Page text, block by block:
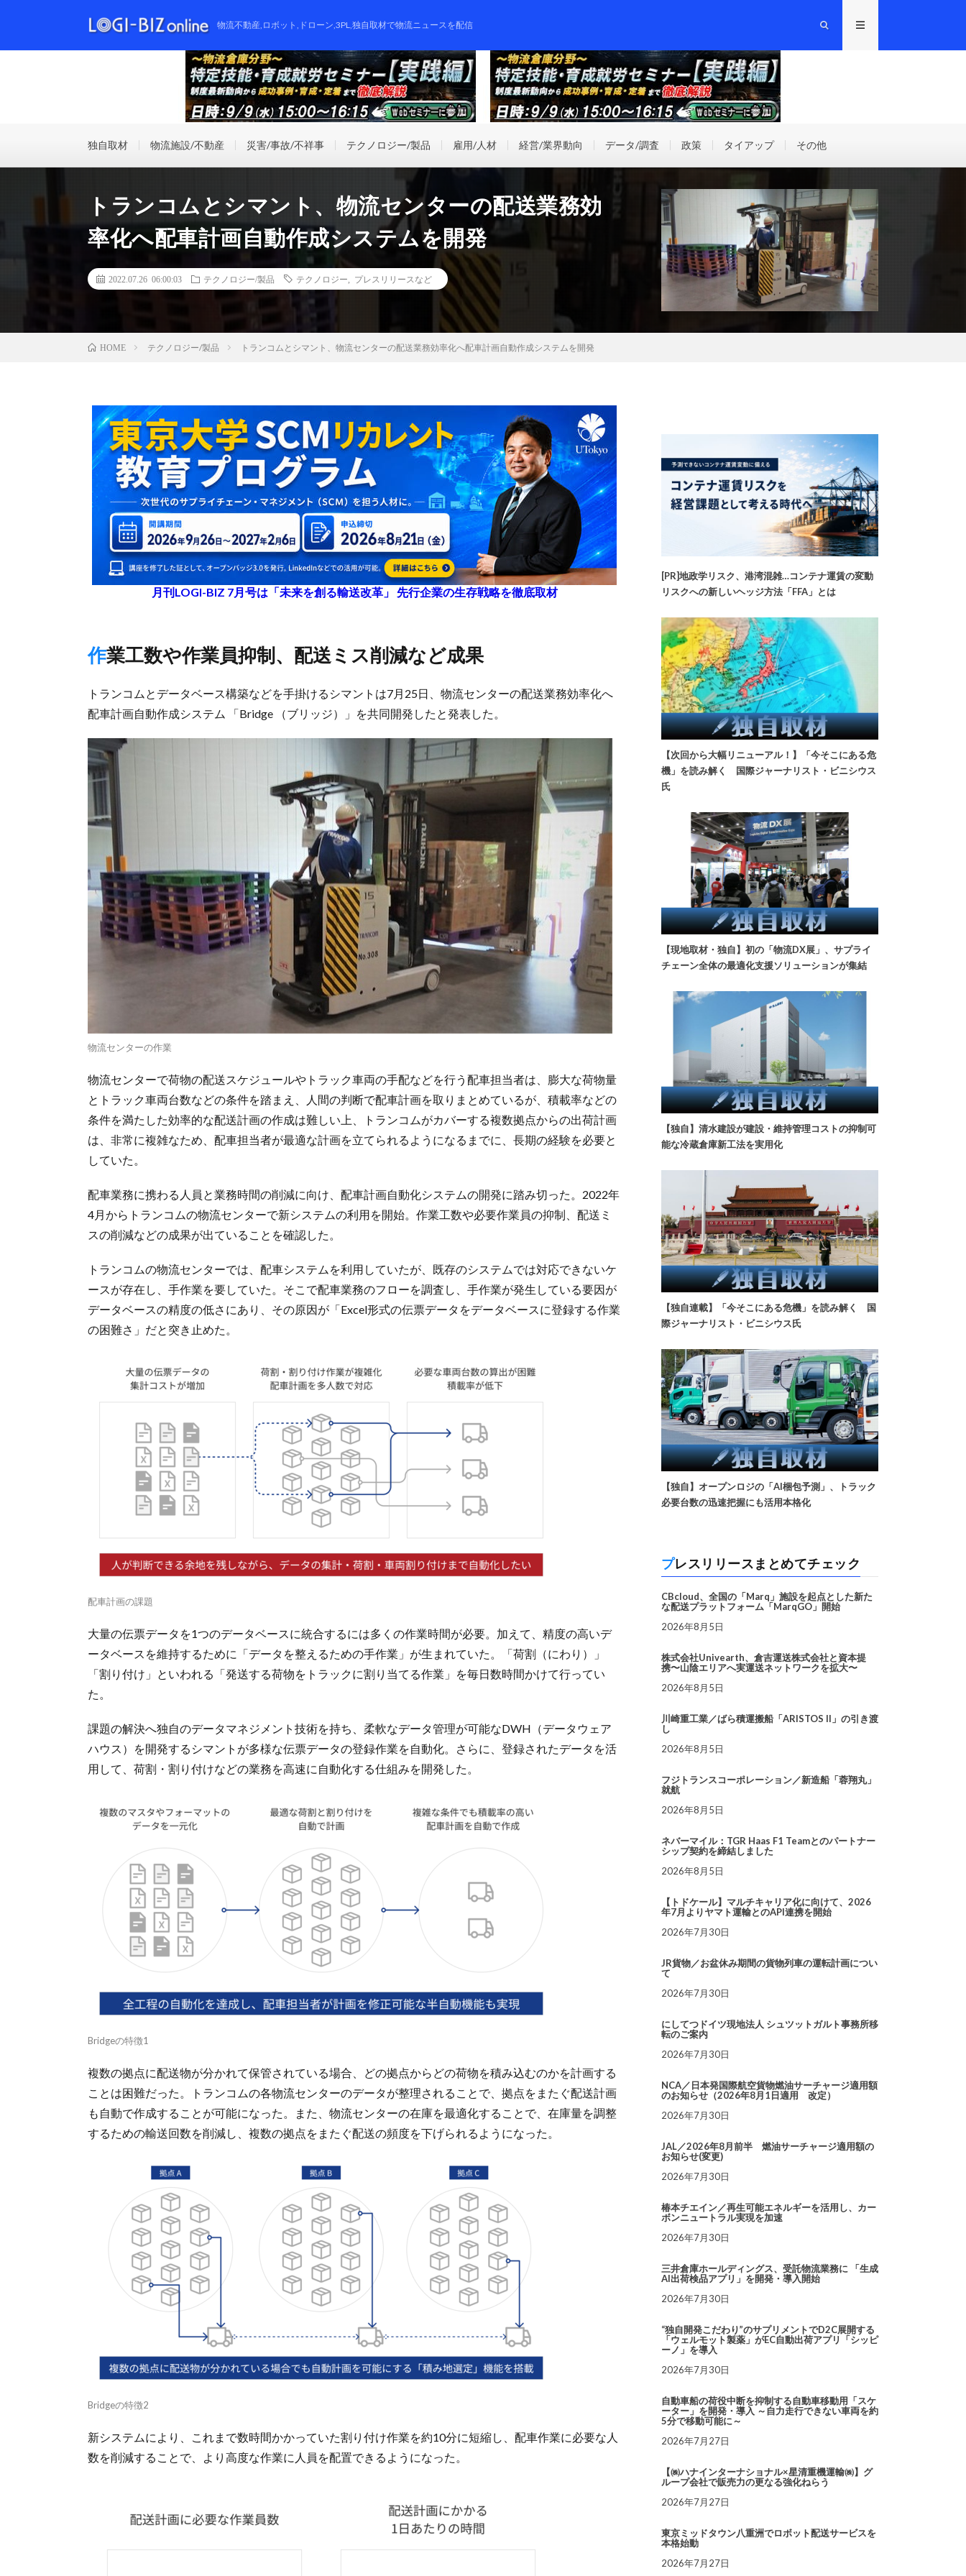
物流不動産,ロボット,ドローン,3PL,独自取材で物流ニュースを配信
独自取材 物流施設/不動産 災害/事故/不祥事 テクノロジー/製品 雇用/人材 経営/業界動向 データ/調査 政策 タイアップ その他
トランコムとシマント、物流センターの配送業務効
率化へ配車計画自動作成システムを開発
2022.07.26 06:00:03 テクノロジー/製品 テクノロジー プレスリリースなど
HOME テクノロジー/製品 トランコムとシマント、物流センターの配送業務効率化へ配車計画自動作成システムを開発
月刊LOGI-BIZ 7月号は「未来を創る輸送改革」 先行企業の生存戦略を徹底取材
作業工数や作業員抑制、配送ミス削減など成果
トランコムとデータベース構築などを手掛けるシマントは7月25日、物流センターの配送業務効率化へ
配車計画自動作成システム 「Bridge （ブリッジ）」を共同開発したと発表した。
物流センターの作業
物流センターで荷物の配送スケジュールやトラック車両の手配などを行う配車担当者は、膨大な荷物量
とトラック車両台数などの条件を踏まえ、人間の判断で配車計画を取りまとめているが、積載率などの
条件を満たした効率的な配送計画の作成は難しい上、トランコムがカバーする複数拠点からの出荷計画
は、非常に複雑なため、配車担当者が最適な計画を立てられるようになるまでに、長期の経験を必要と
していた。
配車業務に携わる人員と業務時間の削減に向け、配車計画自動化システムの開発に踏み切った。2022年
4月からトランコムの物流センターで新システムの利用を開始。作業工数や必要作業員の抑制、配送ミ
スの削減などの成果が出ていることを確認した。
トランコムの物流センターでは、配車システムを利用していたが、既存のシステムでは対応できないケ
ースが存在し、手作業を要していた。そこで配車業務のフローを調査し、手作業が発生している要因が
データベースの精度の低さにあり、その原因が「Excel形式の伝票データをデータベースに登録する作業
の困難さ」だと突き止めた。
配車計画の課題
大量の伝票データを1つのデータベースに統合するには多くの作業時間が必要。加えて、精度の高いデ
ータベースを維持するために「データを整えるための手作業」が生まれていた。「荷割（にわり）」
「割り付け」といわれる「発送する荷物をトラックに割り当てる作業」を毎日数時間かけて行ってい
た。
課題の解決へ独自のデータマネジメント技術を持ち、柔軟なデータ管理が可能なDWH（データウェア
ハウス）を開発するシマントが多様な伝票データの登録作業を自動化。さらに、登録されたデータを活
用して、荷割・割り付けなどの業務を高速に自動化する仕組みを開発した。
Bridgeの特徴1
複数の拠点に配送物が分かれて保管されている場合、どの拠点からどの荷物を積み込むのかを計画する
ことは困難だった。トランコムの各物流センターのデータが整理されることで、拠点をまたぐ配送計画
も自動で作成することが可能になった。また、物流センターの在庫を最適化することで、在庫量を調整
するための輸送回数を削減し、複数の拠点をまたぐ配送の頻度を下げられるようになった。
Bridgeの特徴2
新システムにより、これまで数時間かかっていた割り付け作業を約10分に短縮し、配車作業に必要な人
数を削減することで、より高度な作業に人員を配置できるようになった。
[PR]地政学リスク、港湾混雑…コンテナ運賃の変動
リスクへの新しいヘッジ方法「FFA」とは
【次回から大幅リニューアル！】「今そこにある危
機」を読み解く 国際ジャーナリスト・ビニシウス
氏
【現地取材・独自】初の「物流DX展」、サプライ
チェーン全体の最適化支援ソリューションが集結
【独自】清水建設が建設・維持管理コストの抑制可
能な冷蔵倉庫新工法を実用化
【独自連載】「今そこにある危機」を読み解く 国
際ジャーナリスト・ビニシウス氏
【独自】オープンロジの「AI梱包予測」、トラック
必要台数の迅速把握にも活用本格化
プレスリリースまとめてチェック
CBcloud、全国の「Marq」施設を起点とした新た
な配送プラットフォーム「MarqGO」開始
2026年8月5日
株式会社Univearth、倉吉運送株式会社と資本提
携〜山陰エリアへ実運送ネットワークを拡大〜
2026年8月5日
川崎重工業／ばら積運搬船「ARISTOS II」の引き渡
し
2026年8月5日
フジトランスコーポレーション／新造船「蓉翔丸」
就航
2026年8月5日
ネバーマイル：TGR Haas F1 Teamとのパートナー
シップ契約を締結しました
2026年8月5日
【トドケール】マルチキャリア化に向けて、2026
年7月よりヤマト運輸とのAPI連携を開始
2026年7月30日
JR貨物／お盆休み期間の貨物列車の運転計画につい
て
2026年7月30日
にしてつドイツ現地法人 シュツットガルト事務所移
転のご案内
2026年7月30日
NCA／日本発国際航空貨物燃油サーチャージ適用額
のお知らせ（2026年8月1日適用 改定）
2026年7月30日
JAL／2026年8月前半 燃油サーチャージ適用額の
お知らせ(変更)
2026年7月30日
椿本チエイン／再生可能エネルギーを活用し、カー
ボンニュートラル実現を加速
2026年7月30日
三井倉庫ホールディングス、受託物流業務に 「生成
AI出荷検品アプリ」を開発・導入開始
2026年7月30日
“独自開発こだわり”のサプリメントでD2C展開する
「ウェルモット製薬」がEC自動出荷アプリ「シッピ
ーノ」を導入
2026年7月30日
自動車船の荷役中断を抑制する自動車移動用「スケ
ーター」を開発・導入 ～自力走行できない車両を約
5分で移動可能に～
2026年7月27日
【㈱ハナインターナショナル×星清重機運輸㈱】グ
ループ会社で販売力の更なる強化ねらう
2026年7月27日
東京ミッドタウン八重洲でロボット配送サービスを
本格始動
2026年7月27日